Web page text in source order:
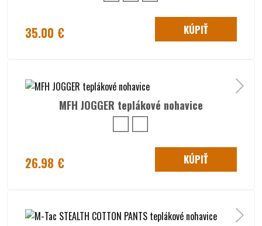
35.00 € KÚPIŤ
MFH JOGGER teplákové nohavice
26.98 € KÚPIŤ